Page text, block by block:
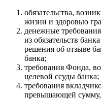
обязательства,
жизни и здоровью
денежные
из обязательств
решения об отзыве
банка;
требования Фонда,
целевой ссуды банка;
требования
превышающей